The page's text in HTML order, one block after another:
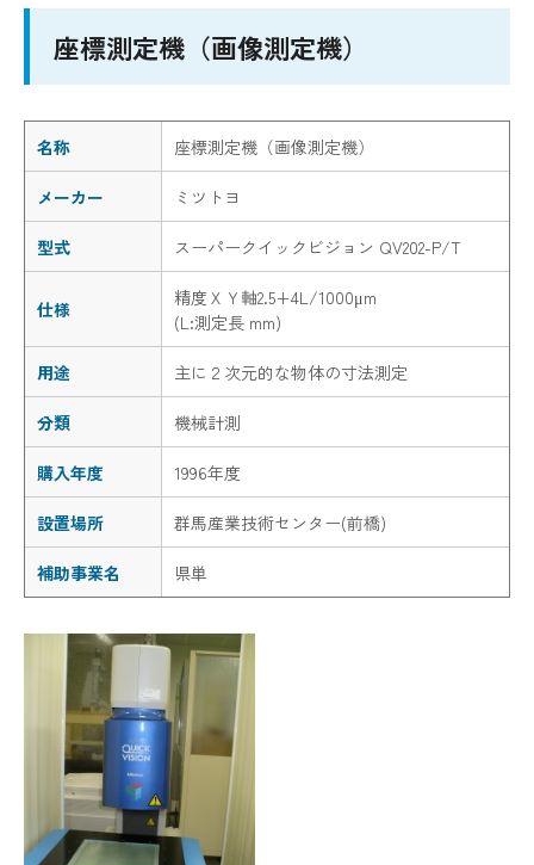
座標測定機（画像測定機）
名称 座標測定機（画像測定機）
メーカー ミツトヨ
型式 スーパークイックビジョン QV202-P/T
仕様
精度ＸＹ軸2.5+4L/1000μm
(L:測定長 mm)
用途 主に２次元的な物体の寸法測定
分類 機械計測
購入年度 1996年度
設置場所 群馬産業技術センター(前橋)
補助事業名 県単